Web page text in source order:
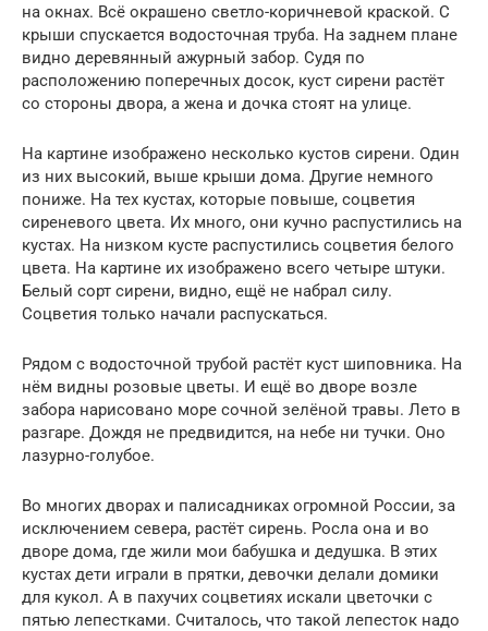
на окнах. Всё окрашено светло-коричневой краской. С
крыши спускается водосточная труба. На заднем плане
видно деревянный ажурный забор. Судя по
расположению поперечных досок, куст сирени растёт
со стороны двора, а жена и дочка стоят на улице.
На картине изображено несколько кустов сирени. Один
из них высокий, выше крыши дома. Другие немного
пониже. На тех кустах, которые повыше, соцветия
сиреневого цвета. Их много, они кучно распустились на
кустах. На низком кусте распустились соцветия белого
цвета. На картине их изображено всего четыре штуки.
Белый сорт сирени, видно, ещё не набрал силу.
Соцветия только начали распускаться.
Рядом с водосточной трубой растёт куст шиповника. На
нём видны розовые цветы. И ещё во дворе возле
забора нарисовано море сочной зелёной травы. Лето в
разгаре. Дождя не предвидится, на небе ни тучки. Оно
лазурно-голубое.
Во многих дворах и палисадниках огромной России, за
исключением севера, растёт сирень. Росла она и во
дворе дома, где жили мои бабушка и дедушка. В этих
кустах дети играли в прятки, девочки делали домики
для кукол. А в пахучих соцветиях искали цветочки с
пятью лепестками. Считалось, что такой лепесток надо